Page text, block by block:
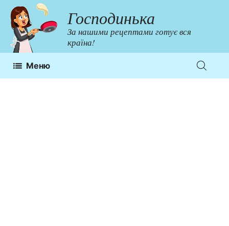
Перейти
до
контенту
Господинька
За нашими рецептами готує вся
країна!
Меню